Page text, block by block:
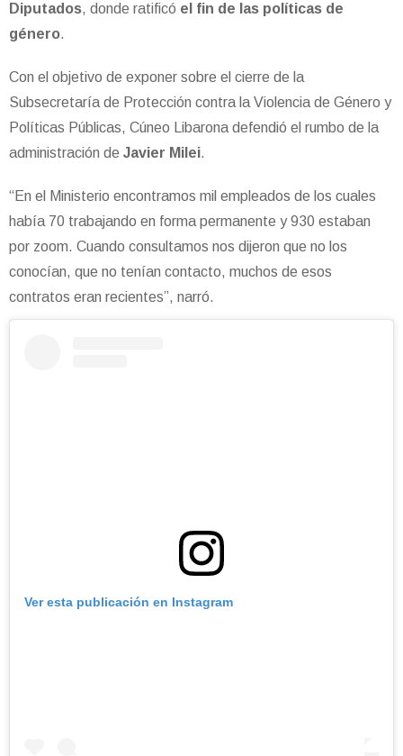
Diputados, donde ratificó el fin de las políticas de
género.
Con el objetivo de exponer sobre el cierre de la
Subsecretaría de Protección contra la Violencia de Género y
Políticas Públicas, Cúneo Libarona defendió el rumbo de la
administración de Javier Milei.
“En el Ministerio encontramos mil empleados de los cuales
había 70 trabajando en forma permanente y 930 estaban
por zoom. Cuando consultamos nos dijeron que no los
conocían, que no tenían contacto, muchos de esos
contratos eran recientes”, narró.
Ver esta publicación en Instagram